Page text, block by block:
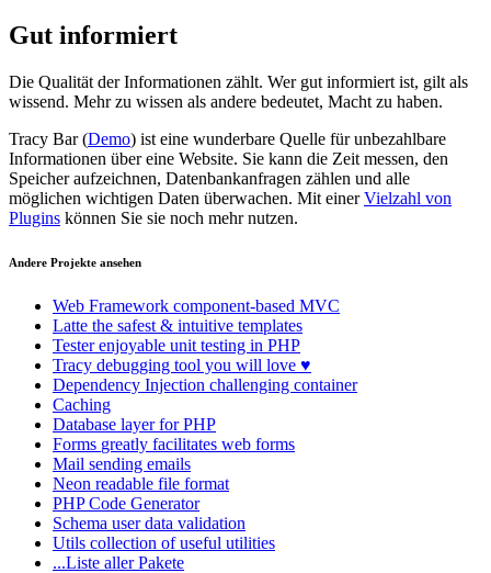
Gut informiert
Die Qualität der Informationen zählt. Wer gut informiert ist, gilt als
wissend. Mehr zu wissen als andere bedeutet, Macht zu haben.
Tracy Bar (Demo) ist eine wunderbare Quelle für unbezahlbare
Informationen über eine Website. Sie kann die Zeit messen, den
Speicher aufzeichnen, Datenbankanfragen zählen und alle
möglichen wichtigen Daten überwachen. Mit einerVielzahl von
Plugins können Sie sie noch mehr nutzen.
Andere Projekte ansehen
Web Framework component-based MVC
Latte the safest & intuitive templates
Testerenjoyable unit testing in PHP
Tracy debugging tool you will love ♥
Dependency Injection challenging container
Caching
Database layer for PHP
Forms greatly facilitates web forms
Mail sending emails
Neon readable file format
PHP Code Generator
Schema user data validation
Utils collection of useful utilities
...Liste aller Pakete